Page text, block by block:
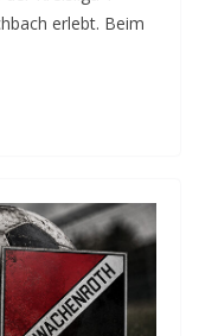
erlebt. Beim